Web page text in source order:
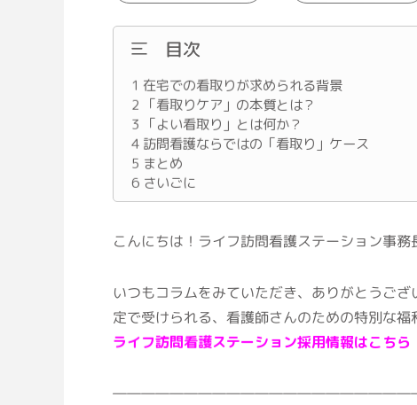
目次
1 在宅での看取りが求められる背景
2 「看取りケア」の本質とは？
3 「よい看取り」とは何か？
4訪問看護ならではの「看取り」ケース
5 まとめ
6さいごに
こんにちは！ライフ訪問看護ステーション事務
いつもコラムをみていただき、ありがとうご
定で受けられる、看護師さんのための特別な
ライフ訪問看護ステーション採用情報はこちら